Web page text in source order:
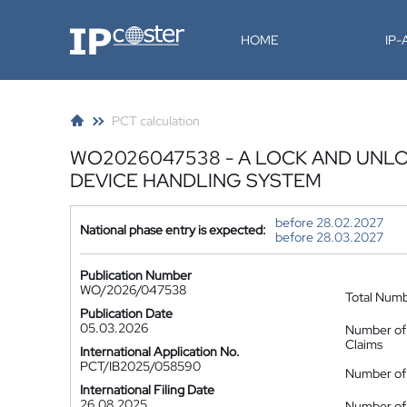
IP-Coster HOME IP-
PCT calculation
WO2026047538 - A LOCK AND
DEVICE HANDLING SYSTEM
National phase entry is expected:
before 28.02.2027
before 28.03.2027
Publication Number
WO/2026/047538
Publication Date
05.03.2026
International Application No.
PCT/IB2025/058590
International Filing Date
Total
Number
Claims
Number